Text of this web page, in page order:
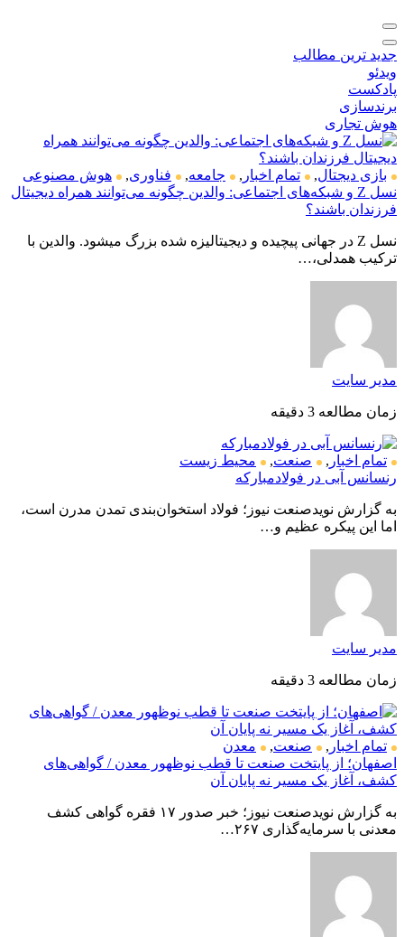
جدید ترین مطالب
ویدئو
پادکست
برندسازی
هوش تجاری
بازی دیجتال, تمام اخبار , جامعه, فناوری,
هوش مصنوعی
نسل Z و شبکه‌های اجتماعی: والدین چگونه می‌توانند همراه دیجیتال
فرزندان باشند؟
نسل Z در جهانی پیچیده و دیجیتالیزه شده بزرگ میشود. والدین با
ترکیب همدلی،…
مدیر سایت
زمان مطالعه 3 دقیقه
تمام اخبار , صنعت,
محیط زیست
رنسانس آبی در فولادمبارکه
به گزارش نویدصنعت نیوز؛ فولاد استخوان‌بندی تمدن مدرن است،
اما این پیکره عظیم و…
مدیر سایت
زمان مطالعه 3 دقیقه
تمام اخبار , صنعت,
معدن
اصفهان؛ از پایتخت صنعت تا قطب نوظهور معدن / گواهی‌های
کشف، آغاز یک مسیر نه پایان آن
به گزارش نویدصنعت نیوز؛ خبر صدور ۱۷ فقره گواهی کشف
معدنی با سرمایه‌گذاری ۲۶۷…